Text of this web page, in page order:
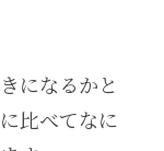
になるかと
比べてなに